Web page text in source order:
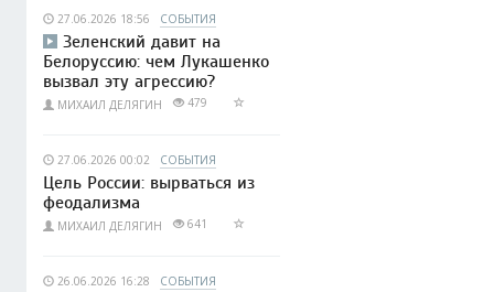
27.06.2026 18:56 СОБЫТИЯ
Зеленский давит на
Белоруссию: чем Лукашенко
вызвал эту агрессию?
МИХАИЛ ДЕЛЯГИН 479
27.06.2026 00:02 СОБЫТИЯ
Цель России: вырваться из
феодализма
МИХАИЛ ДЕЛЯГИН 641
26.06.2026 16:28 СОБЫТИЯ